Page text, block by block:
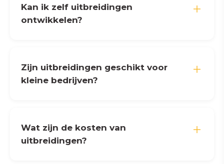
Kan ik zelf uitbreidingen
ontwikkelen?
Zijn uitbreidingen geschikt voor
kleine bedrijven?
Wat zijn de kosten van
uitbreidingen?